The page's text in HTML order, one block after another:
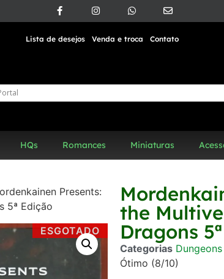
Lista de desejos Venda e troca Contato
HQs Romances Miniaturas
Presents:
5ª Edição
ESGOTADO
the
Dragons
Categorias
Ótimo (8/10)